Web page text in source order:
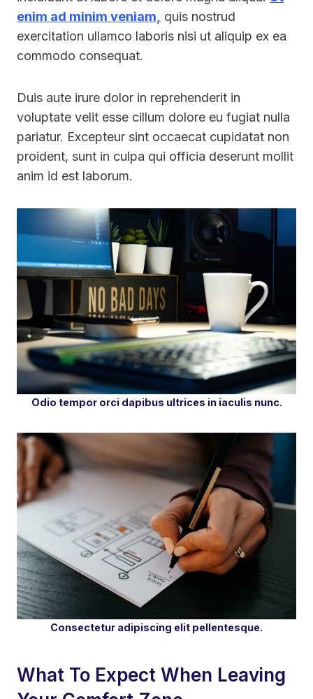
enim ad minim veniam,
quis nostrud
exercitation ullamco laboris nisi ut aliquip ex ea
commodo consequat.
Duis aute irure dolor in reprehenderit in
voluptate velit esse cillum dolore eu fugiat nulla
pariatur. Excepteur sint occaecat cupidatat non
proident, sunt in culpa qui officia deserunt mollit
anim id est laborum.
Odio tempor orci dapibus ultrices in iaculis nunc.
Consectetur adipiscing elit pellentesque.
What To Expect When Leaving